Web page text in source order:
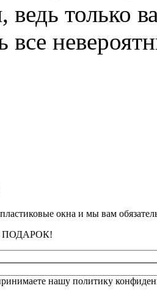
только
все
окна и мы вам
нашу политику